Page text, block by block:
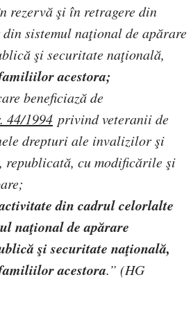
rezervă şi în retragere din
sistemul naţional de apărare
şi securitate naţională,
acestora;
beneficiază de
44/1994 privind veteranii de
drepturi ale invalizilor şi
republicată, cu modificările şi
din cadrul celorlalte
naţional de apărare
şi securitate naţională,
acestora.” (HG